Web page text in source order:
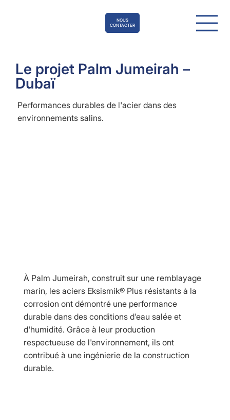
NOUS
CONTACTER
Le projet Palm Jumeirah –
Dubaï
Performances durables de l'acier dans des
environnements salins.
À Palm Jumeirah, construit sur une remblayage
marin, les aciers Eksismik® Plus résistants à la
corrosion ont démontré une performance
durable dans des conditions d'eau salée et
d'humidité. Grâce à leur production
respectueuse de l'environnement, ils ont
contribué à une ingénierie de la construction
durable.